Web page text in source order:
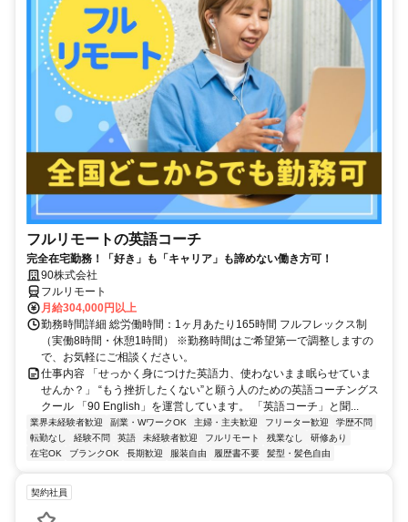
フルリモートの英語コーチ
完全在宅勤務！「好き」も「キャリア」も諦めない働き方可！
90株式会社
フルリモート
月給304,000円以上
勤務時間詳細 総労働時間：1ヶ月あたり165時間 フルフレックス制
（実働8時間・休憩1時間） ※勤務時間はご希望第一で調整しますの
で、お気軽にご相談ください。
仕事内容 「せっかく身につけた英語力、使わないまま眠らせていま
せんか？」 “もう挫折したくない”と願う人のための英語コーチングス
クール 「90 English」を運営しています。 「英語コーチ」と聞...
業界未経験者歓迎 副業・WワークOK 主婦・主夫歓迎 フリーター歓迎
学歴不問
転勤なし
経験不問 英語 未経験者歓迎 フルリモート 残業なし
研修あり
在宅OK
ブランクOK 長期歓迎 服装自由 履歴書不要 髪型・髪色自由
契約社員